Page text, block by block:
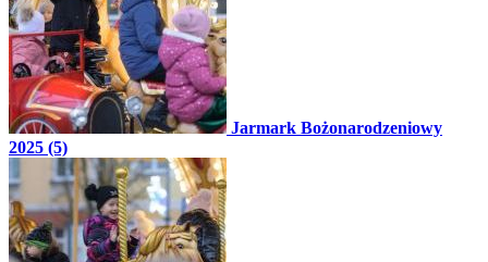
Jarmark Bożonarodzeniowy
2025 (5)